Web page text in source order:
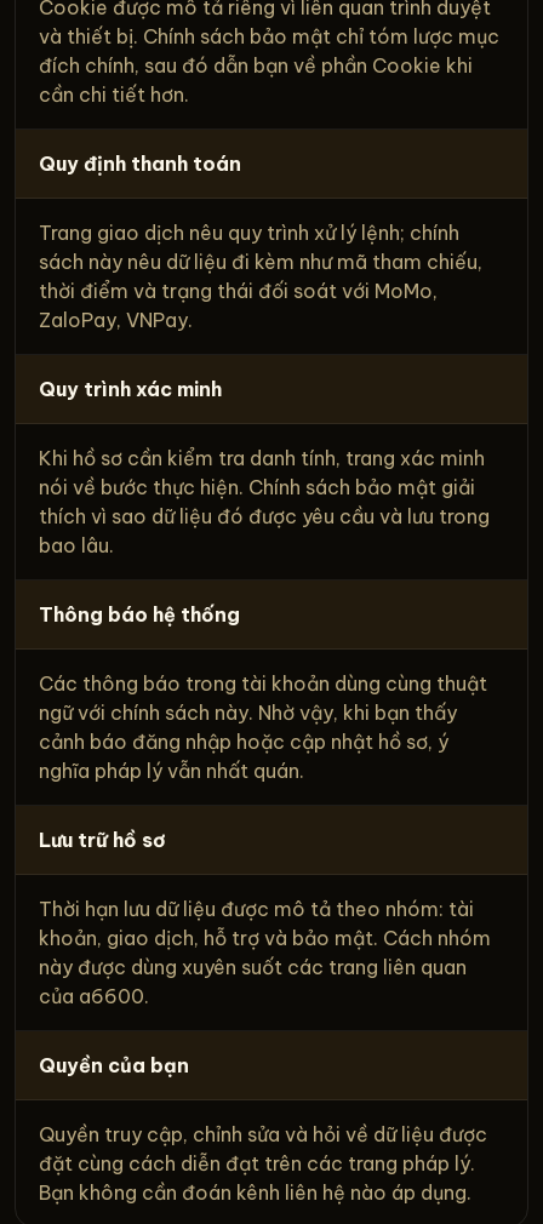
Cookie được mô tả riêng vì liên quan trình duyệt
và thiết bị. Chính sách bảo mật chỉ tóm lược mục
đích chính, sau đó dẫn bạn về phần Cookie khi
cần chi tiết hơn.
Quy định thanh toán
Trang giao dịch nêu quy trình xử lý lệnh; chính
sách này nêu dữ liệu đi kèm như mã tham chiếu,
thời điểm và trạng thái đối soát với MoMo,
ZaloPay, VNPay.
Quy trình xác minh
Khi hồ sơ cần kiểm tra danh tính, trang xác minh
nói về bước thực hiện. Chính sách bảo mật giải
thích vì sao dữ liệu đó được yêu cầu và lưu trong
bao lâu.
Thông báo hệ thống
Các thông báo trong tài khoản dùng cùng thuật
ngữ với chính sách này. Nhờ vậy, khi bạn thấy
cảnh báo đăng nhập hoặc cập nhật hồ sơ, ý
nghĩa pháp lý vẫn nhất quán.
Lưu trữ hồ sơ
Thời hạn lưu dữ liệu được mô tả theo nhóm: tài
khoản, giao dịch, hỗ trợ và bảo mật. Cách nhóm
này được dùng xuyên suốt các trang liên quan
của a6600.
Quyền của bạn
Quyền truy cập, chỉnh sửa và hỏi về dữ liệu được
đặt cùng cách diễn đạt trên các trang pháp lý.
Bạn không cần đoán kênh liên hệ nào áp dụng.